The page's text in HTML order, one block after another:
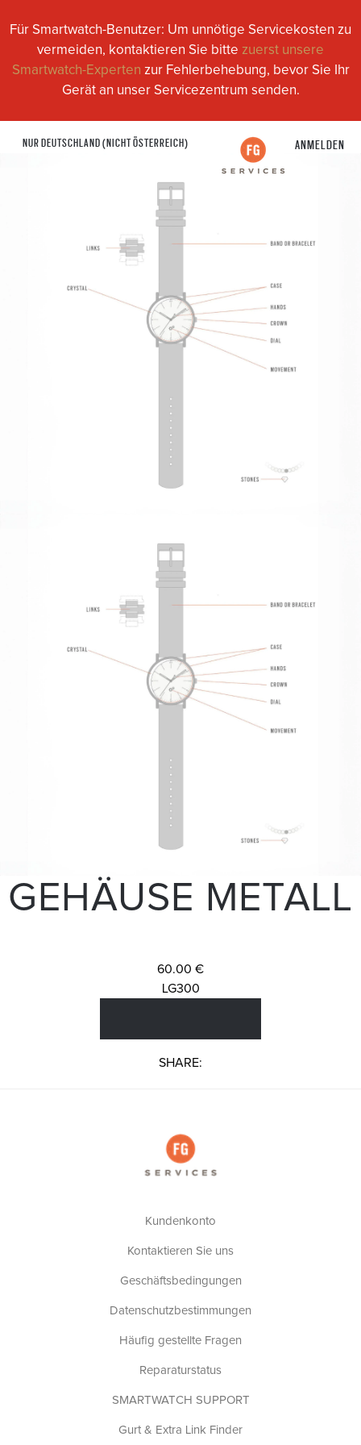
Für Smartwatch-Benutzer: Um unnötige Servicekosten zu
vermeiden, kontaktieren Sie bitte zuerst unsere
Smartwatch-Experten zur Fehlerbehebung, bevor Sie Ihr
Gerät an unser Servicezentrum senden.
NUR DEUTSCHLAND (NICHT ÖSTERREICH) ANMELDEN
GEHÄUSE METALL
60.00 €
LG300
SHARE:
Kundenkonto
Kontaktieren Sie uns
Geschäftsbedingungen
Datenschutzbestimmungen
Häufig gestellte Fragen
Reparaturstatus
SMARTWATCH SUPPORT
Gurt & Extra Link Finder